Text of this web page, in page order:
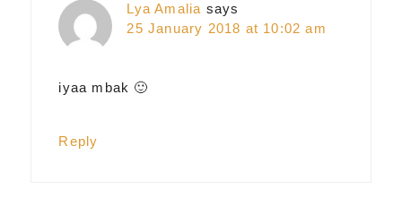
Lya Amalia says
25 January 2018 at 10:02 am
iyaa mbak 🙂
Reply